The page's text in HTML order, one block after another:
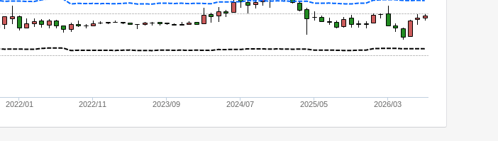
2022/01 2022/11 2023/09 2024/07 2025/05 2026/03